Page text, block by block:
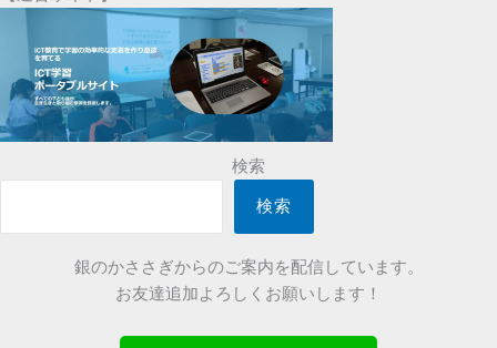
検索
検索
銀のかささぎからのご案内を配信しています。
お友達追加よろしくお願いします！